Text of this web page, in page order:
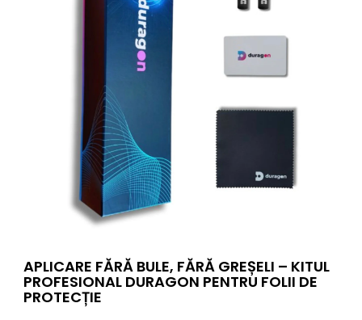
APLICARE FĂRĂ BULE, FĂRĂ GREȘELI – KITUL
PROFESIONAL DURAGON PENTRU FOLII DE
PROTECȚIE